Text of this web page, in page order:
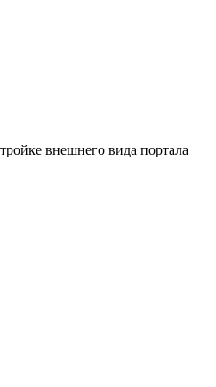
внешнего вида портала